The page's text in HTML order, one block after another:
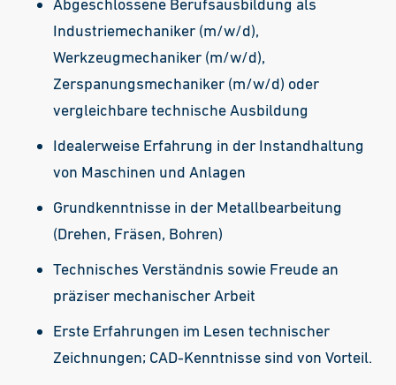
Abgeschlossene Berufsausbildung als
Industriemechaniker (m/w/d),
Werkzeugmechaniker (m/w/d),
Zerspanungsmechaniker (m/w/d) oder
vergleichbare technische Ausbildung
Idealerweise Erfahrung in der Instandhaltung
von Maschinen und Anlagen
Grundkenntnisse in der Metallbearbeitung
(Drehen, Fräsen, Bohren)
Technisches Verständnis sowie Freude an
präziser mechanischer Arbeit
Erste Erfahrungen im Lesen technischer
Zeichnungen; CAD-Kenntnisse sind von Vorteil.